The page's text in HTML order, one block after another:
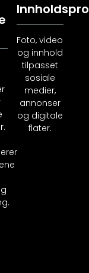
Foto, video
og innhold
tilpasset
sosiale
medier,
annonser
og digitale
flater.